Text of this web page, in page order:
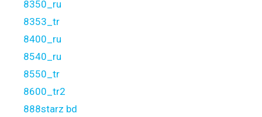
8350_ru
8353_tr
8400_ru
8540_ru
8550_tr
8600_tr2
888starz bd